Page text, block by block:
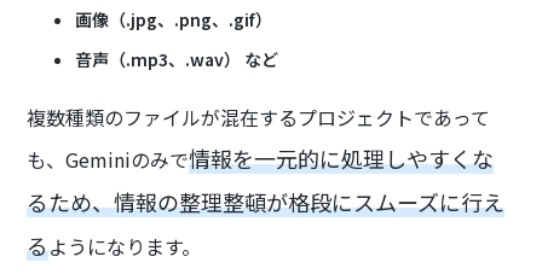
画像（.jpg、.png、.gif）
音声（.mp3、.wav） など
複数種類のファイルが混在するプロジェクトであって
も、Geminiのみで情報を一元的に処理しやすくな
るため、情報の整理整頓が格段にスムーズに行え
るようになります。